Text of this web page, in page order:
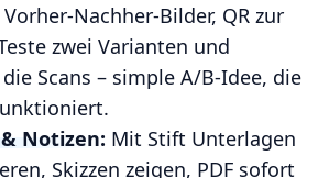
QR zur
zwei Varianten und
Scans – simple A/B‑Idee, die
Notizen: Mit Stift Unterlagen
Skizzen zeigen, PDF sofort